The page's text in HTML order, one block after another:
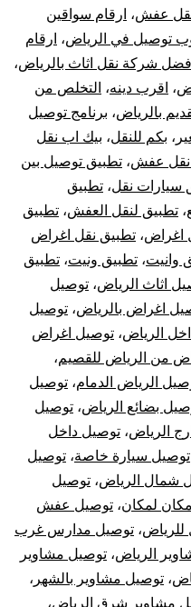
الأغراض
داخل
و
خارج
الرياض
نقل عفش، ارقام سواقين
توصيل في الرياض، ارقام
افضل شركة نقل اثاث بالرياض،
، اقرب دينه، التخلص من
بالرياض، برنامج توصيل
، بكم للنقل، بيك اب نقل
نقل عفش، تطبيق توصيل بين
سيارات نقل، تطبيق
، تطبيق لنقل العفش، تطبيق
اغراض، تطبيق نقل اغراض
وانيت، تطبيق ونيت، تطبيق
اثاث الرياض، توصيل
اغراض بالرياض، توصيل
الرياض، توصيل اغراض
من الرياض للقصيم،
الرياض الدمام، توصيل
بضائع الرياض، توصيل
الرياض، توصيل داخل
توصيل سيارة خاصة، توصيل
شمال الرياض، توصيل
لمكان، توصيل عفش
للرياض، توصيل مدارس غرب
الرياض، توصيل مشاوير
، توصيل مشاوير بالشهر ،
مشاوير شرق الرياض،